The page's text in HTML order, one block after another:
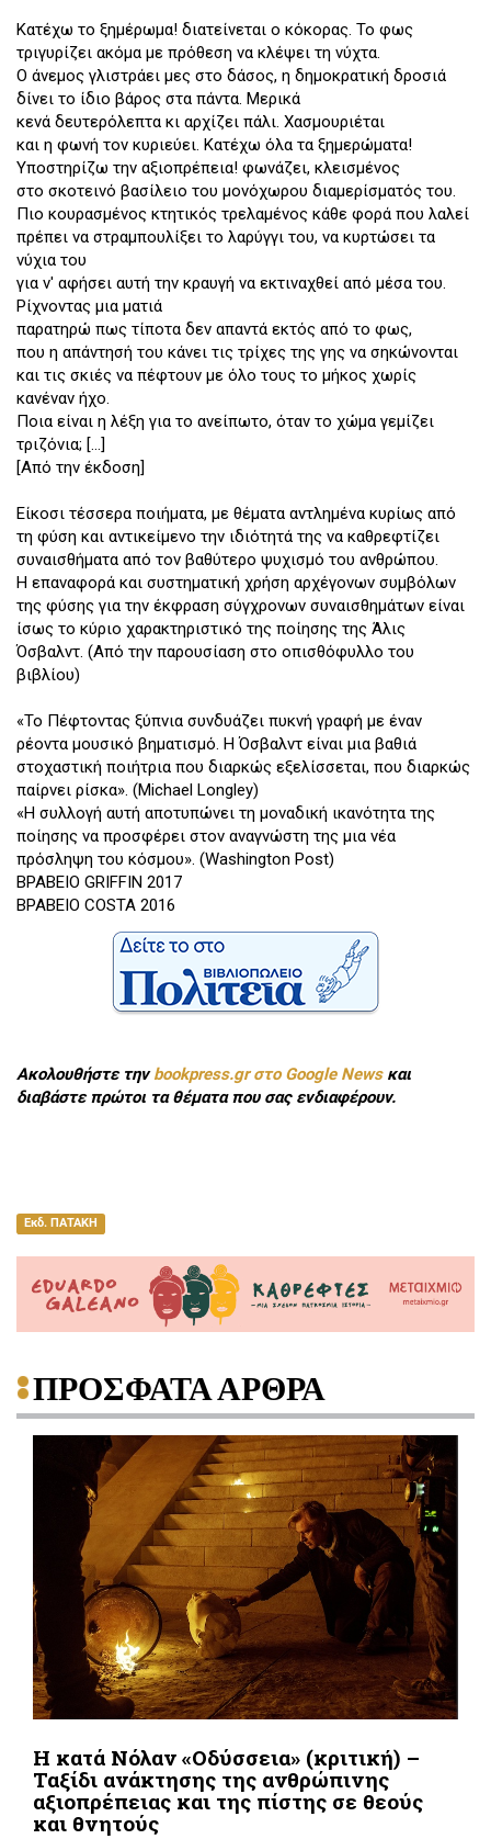
Κατέχω το ξημέρωμα! διατείνεται ο κόκορας. Το φως
τριγυρίζει ακόμα με πρόθεση να κλέψει τη νύχτα.
Ο άνεμος γλιστράει μες στο δάσος, η δημοκρατική δροσιά
δίνει το ίδιο βάρος στα πάντα. Μερικά
κενά δευτερόλεπτα κι αρχίζει πάλι. Χασμουριέται
και η φωνή τον κυριεύει. Κατέχω όλα τα ξημερώματα!
Υποστηρίζω την αξιοπρέπεια! φωνάζει, κλεισμένος
στο σκοτεινό βασίλειο του μονόχωρου διαμερίσματός του.
Πιο κουρασμένος κτητικός τρελαμένος κάθε φορά που λαλεί
πρέπει να στραμπουλίξει το λαρύγγι του, να κυρτώσει τα
νύχια του
για ν' αφήσει αυτή την κραυγή να εκτιναχθεί από μέσα του.
Ρίχνοντας μια ματιά
παρατηρώ πως τίποτα δεν απαντά εκτός από το φως,
που η απάντησή του κάνει τις τρίχες της γης να σηκώνονται
και τις σκιές να πέφτουν με όλο τους το μήκος χωρίς
κανέναν ήχο.
Ποια είναι η λέξη για το ανείπωτο, όταν το χώμα γεμίζει
τριζόνια; [...]
[Από την έκδοση]
Είκοσι τέσσερα ποιήματα, με θέματα αντλημένα κυρίως από
τη φύση και αντικείμενο την ιδιότητά της να καθρεφτίζει
συναισθήματα από τον βαθύτερο ψυχισμό του ανθρώπου.
Η επαναφορά και συστηματική χρήση αρχέγονων συμβόλων
της φύσης για την έκφραση σύγχρονων συναισθημάτων είναι
ίσως το κύριο χαρακτηριστικό της ποίησης της Άλις
Όσβαλντ. (Από την παρουσίαση στο οπισθόφυλλο του
βιβλίου)
«Το Πέφτοντας ξύπνια συνδυάζει πυκνή γραφή με έναν
ρέοντα μουσικό βηματισμό. Η Όσβαλντ είναι μια βαθιά
στοχαστική ποιήτρια που διαρκώς εξελίσσεται, που διαρκώς
παίρνει ρίσκα». (Michael Longley)
«Η συλλογή αυτή αποτυπώνει τη μοναδική ικανότητα της
ποίησης να προσφέρει στον αναγνώστη της μια νέα
πρόσληψη του κόσμου». (Washington Post)
ΒΡΑΒΕΙΟ GRIFFIN 2017
ΒΡΑΒΕΙΟ COSTA 2016
Ακολουθήστε τηνbookpress.gr στο Google Newsκαι
διαβάστε πρώτοι τα θέματα που σας ενδιαφέρουν.
Εκδ. ΠΑΤΑΚΗ
ΠΡΟΣΦΑΤΑ ΑΡΘΡΑ
Η κατά Νόλαν «Οδύσσεια» (κριτική) –
Ταξίδι ανάκτησης της ανθρώπινης
αξιοπρέπειας και της πίστης σε θεούς
και θνητούς